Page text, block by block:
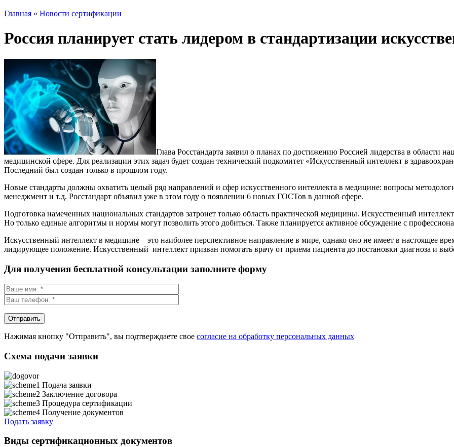
Главная » Новости сертификации
Россия планирует стать лидером в стандартизации
Глава Росстандарта заявил о планах по достижению Россией лидерства в области
медицинской сфере. Для реализации этих задач будет создан технический подкомитет «Искусственный интеллект в
Последний был создан только в прошлом году.
Новые стандарты должны охватить целый ряд направлений и сфер искусственного интеллекта в медицине: вопросы
менеджмент и т.д. Росстандарт объявил уже в этом году о появлении 6 новых ГОСТов в данной сфере.
Подготовка намеченных национальных стандартов затронет только область практической медицины. Искусственный
Но только единые алгоритмы и нормы могут позволить этого добиться. Также планируется активное обсуждение с
Искусственный интеллект в медицине – это наиболее перспективное направление в мире, однако оно не имеет в настоящее
лидирующее положение. Искусственный интеллект призван помогать врачу от приема пациента до постановки диагноза и
Для получения бесплатной консультации заполните форму
Нажимая кнопку "Отправить", вы подтверждаете свое согласие на обработку персональных данных
Схема подачи заявки
Подача заявки
Заключение договора
Процедура сертификации
Получение документов
Подать заявку
Виды сертификационных документов